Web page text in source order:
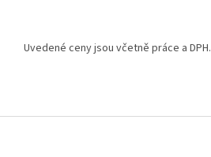
Uvedené ceny jsou včetně práce a DPH.